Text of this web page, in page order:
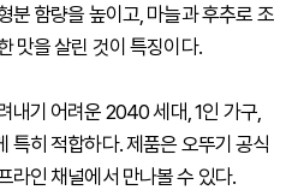
분 함량을 높이고, 마늘과 후추로 조
맛을 살린 것이 특징이다.
내기 어려운 2040 세대, 1인 가구,
특히 적합하다. 제품은 오뚜기 공식
라인 채널에서 만나볼 수 있다.